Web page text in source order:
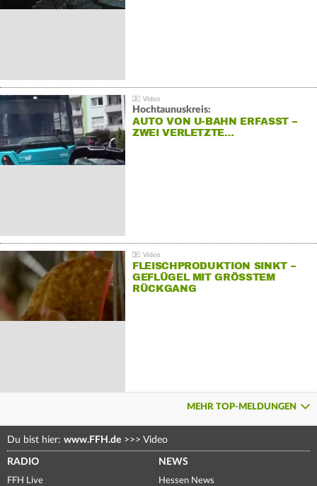
Hochtaunuskreis:
AUTO VON U-BAHN ERFASST –
ZWEI VERLETZTE…
FLEISCHPRODUKTION SINKT –
GEFLÜGEL MIT GRÖSSTEM R
ÜCKGANG
MEHR TOP-MELDUNGEN
Du bist hier: www.FFH.de >>> Video
RADIO
FFH Live
NEWS
Hessen News